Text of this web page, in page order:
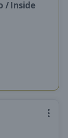
/ Inside